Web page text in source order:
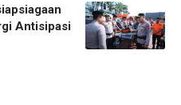
Antisipasi